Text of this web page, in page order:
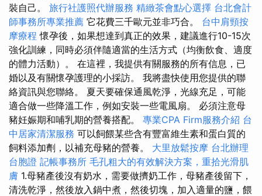
裝自己。 旅行社護照代辦服務 精緻茶會點心選擇 台北會計
師事務所專業推薦 它花費三千歐元並非巧合。 台中肩頸按
摩療程懷孕後，如果想達到真正的效果，建議進行10-15次
強化訓練，同時必須伴隨適當的生活方式（均衡飲食、適度
的體力活動）。 在這裡，我提供有關服務的所有信息，已
婚以及有關懷孕護理的小採訪。 我將盡快使用您提供的聯
絡資訊與您聯絡。 夏天要確保通風乾淨，光線充足，可能
適合做一些降溫工作，例如安裝一些電風扇。 必須注意母
豬妊娠期和哺乳期的營養搭配。 專業CPA Firm服務介紹 台
中居家清潔服務 可以飼餵某些含有豐富維生素和蛋白質的
飼料添加劑，以補充母豬的營養。 大里放鬆按摩 台北辦理
台胞證 記帳事務所 毛孔粗大的有效解決方案，重拾光滑肌
膚 1.母豬產後沒有奶水，需要做擠奶工作，母豬產後留下，
清洗乾淨，然後放入鍋中煮，然後切塊，加入適量的鹽，餵